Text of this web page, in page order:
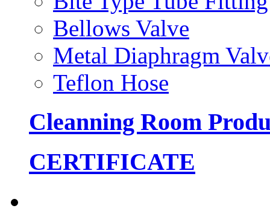
Bellows Valve
Metal Diaphragm
Teflon Hose
Cleanning Room
CERTIFICATE